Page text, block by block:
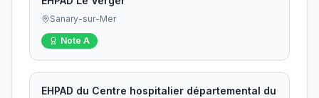
Sanary-sur-Mer
Note A
EHPAD du Centre hospitalier départemental du